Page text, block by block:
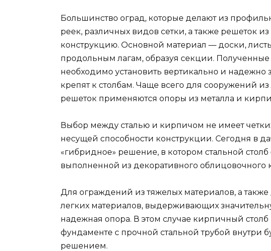
Большинство оград, которые делают из
реек, различных видов сетки, а также решеток
конструкцию. Основной материал — доски,
продольным лагам, образуя секции.
необходимо установить вертикально и надежно
крепят к столбам. Чаще всего для сооружений
решеток применяются опоры из металла и
Выбор между сталью и кирпичом не имеет
несущей способности конструкции. Сегодня в
«гибридное» решение, в котором стальной
выполненной из декоративного облицовочного
Для ограждений из тяжелых материалов, а
легких материалов, выдерживающих
надежная опора. В этом случае кирпичный
фундаменте с прочной стальной трубой внутри
решением.